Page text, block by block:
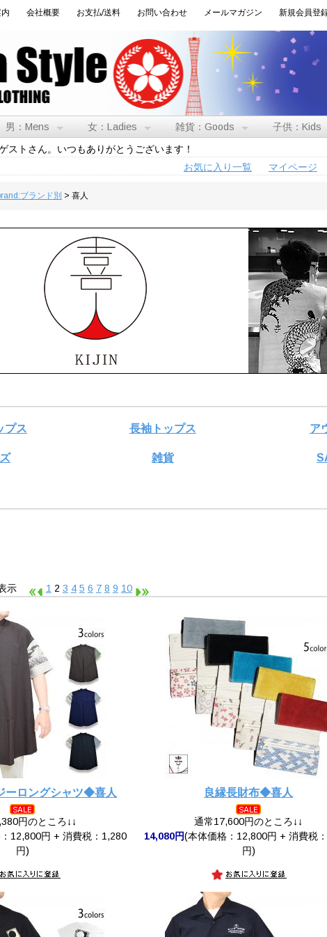
会社概要 お支払/送料 お問い合わせ メールマガジン 新規会員登
男：Mens 女：Ladies 雑貨：Goods 子供：Kids
トさん。いつもありがとうございます！
お気に入り一覧
マイページ
ブランド別 > 喜人
プス 長袖トップス ア
雑貨
示 1 2 3 4 5 6 7 8 9 10
ーロングシャツ◆喜人
円のところ↓↓
12,800円 + 消費税：1,280
円)
良縁長財布◆喜人
通常17,600円のところ↓↓
14,080円(本体価格：12,800円 + 消費税
円)